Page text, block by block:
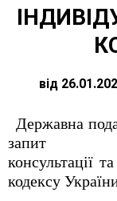
від
Державна
запит
консультації
кодексу